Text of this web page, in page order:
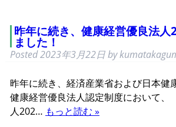
昨年に続き、健康経営優良法
ました！
Posted2023年3月22日by
昨年に続き、経済産業省および日本健
健康経営優良法人認定制度において、
人202… もっと読む »